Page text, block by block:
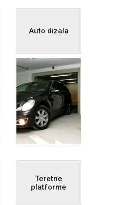
Auto dizala
Teretne
platforme